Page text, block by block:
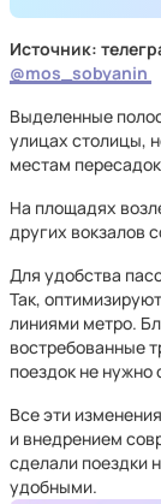
Источник:
@mos_sobyanin
Выделенные
улицах столицы,
местам
На площадях
других вокзалов
Для удобства
Так,
линиями метро.
востребованные
поездок не нужно
Все эти
и внедрением
сделали поездки
удобными.